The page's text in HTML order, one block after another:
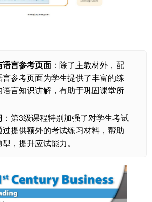
言参考页面 ：除了主教材外，配
参考页面为学生提供了丰富的练
言知识讲解，有助于巩固课堂所
：第3级课程特别加强了对学生考试
提供额外的考试练习材料，帮助
，提升应试能力。